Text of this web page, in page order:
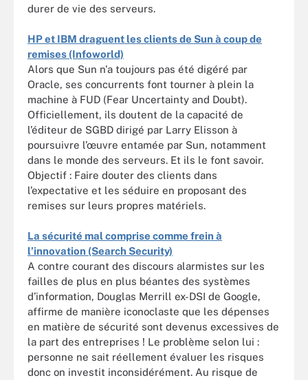
durer de vie des serveurs.
HP et IBM draguent les clients de Sun à coup de
remises (Infoworld)
Alors que Sun n'a toujours pas été digéré par
Oracle, ses concurrents font tourner à plein la
machine à FUD (Fear Uncertainty and Doubt).
Officiellement, ils doutent de la capacité de
l’éditeur de SGBD dirigé par Larry Elisson à
poursuivre l’œuvre entamée par Sun, notamment
dans le monde des serveurs. Et ils le font savoir.
Objectif : Faire douter des clients dans
l’expectative et les séduire en proposant des
remises sur leurs propres matériels.
La sécurité mal comprise comme frein à
l’innovation (Search Security)
A contre courant des discours alarmistes sur les
failles de plus en plus béantes des systèmes
d’information, Douglas Merrill ex-DSI de Google,
affirme de manière iconoclaste que les dépenses
en matière de sécurité sont devenus excessives de
la part des entreprises ! Le problème selon lui :
personne ne sait réellement évaluer les risques
donc on investit inconsidérément. Au risque de